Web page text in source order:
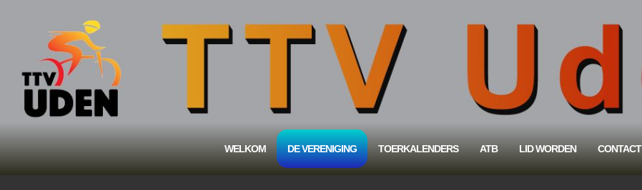
WELKOM DE VERENIGING TOERKALENDERS ATB LID WORDEN CONTACT